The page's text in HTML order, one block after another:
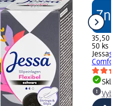
35,50 Kč
50 ks
Jessa
Comfort